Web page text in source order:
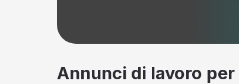
Annunci di lavoro per